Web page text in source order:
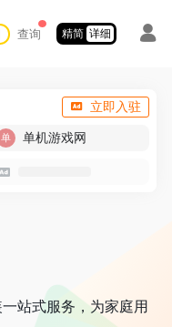
查询 精简 详细
立即入驻
单机游戏网
站式服务，为家庭用